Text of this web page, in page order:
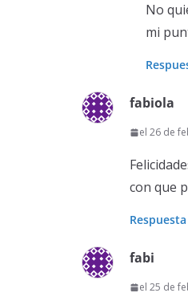
No
mi
fabiola
el 26 de
con que
Respuesta
fabi
el 25 de